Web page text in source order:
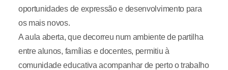
oportunidades de expressão e desenvolvimento para
os mais novos.
A aula aberta, que decorreu num ambiente de partilha
entre alunos, famílias e docentes, permitiu à
comunidade educativa acompanhar de perto o trabalho